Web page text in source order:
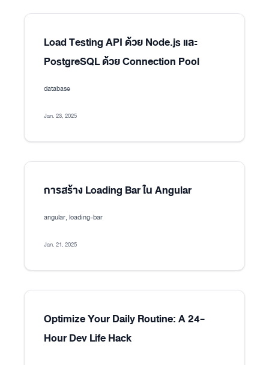
Load Testing API ด้วย Node.js และ
PostgreSQL ด้วย Connection Pool
database
Jan. 23, 2025
การสร้าง Loading Bar ใน Angular
angular, loading-bar
Jan. 21, 2025
Optimize Your Daily Routine: A 24-
Hour Dev Life Hack